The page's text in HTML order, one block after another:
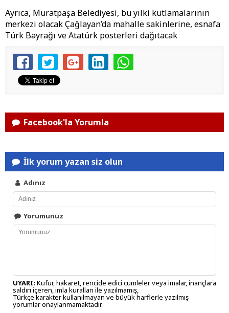
Ayrıca, Muratpaşa Belediyesi, bu yılki kutlamalarının
merkezi olacak Çağlayan’da mahalle sakinlerine, esnafa
Türk Bayrağı ve Atatürk posterleri dağıtacak
Facebook'la Yorumla
İlk yorum yazan siz olun
Adınız
Yorumunuz
UYARI: Küfür, hakaret, rencide edici cümleler veya imalar, inançlara
saldırı içeren, imla kuralları ile yazılmamış,
Türkçe karakter kullanılmayan ve büyük harflerle yazılmış
yorumlar onaylanmamaktadır.